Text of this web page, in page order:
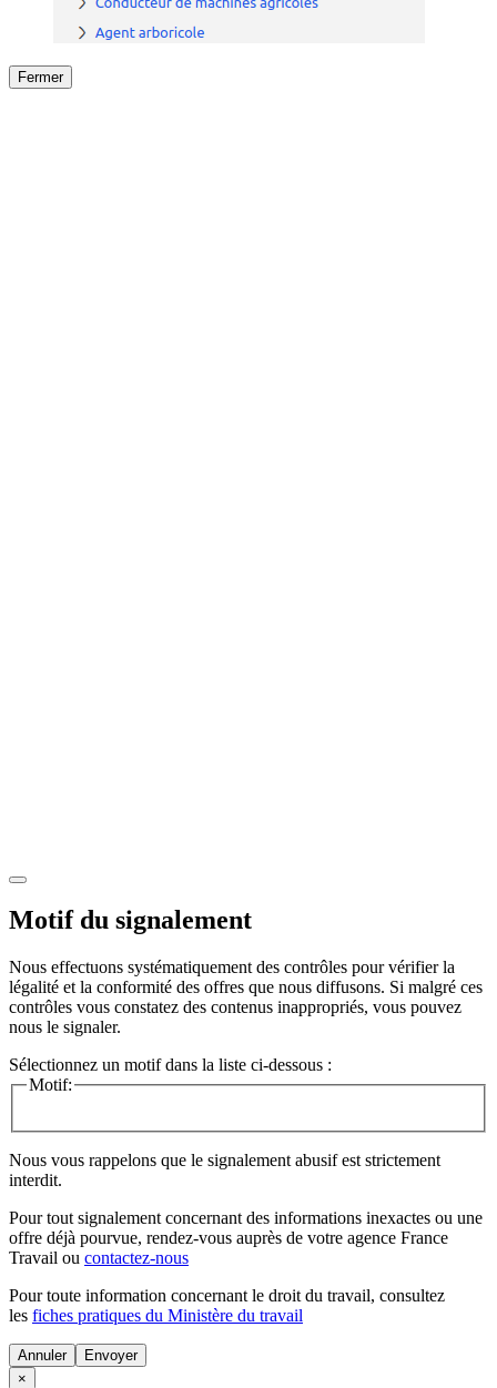
Fermer
Motif du signalement
Nous effectuons systématiquement des contrôles pour vérifier la
légalité et la conformité des offres que nous diffusons. Si malgré ces
contrôles vous constatez des contenus inappropriés, vous pouvez
nous le signaler.
Sélectionnez un motif dans la liste ci-dessous :
Motif:
Nous vous rappelons que le signalement abusif est strictement
interdit.
Pour tout signalement concernant des informations inexactes ou une
offre déjà pourvue, rendez-vous auprès de votre agence France
Travail ou contactez-nous
Pour toute information concernant le droit du travail, consultez
les fiches pratiques du Ministère du travail
Annuler
×